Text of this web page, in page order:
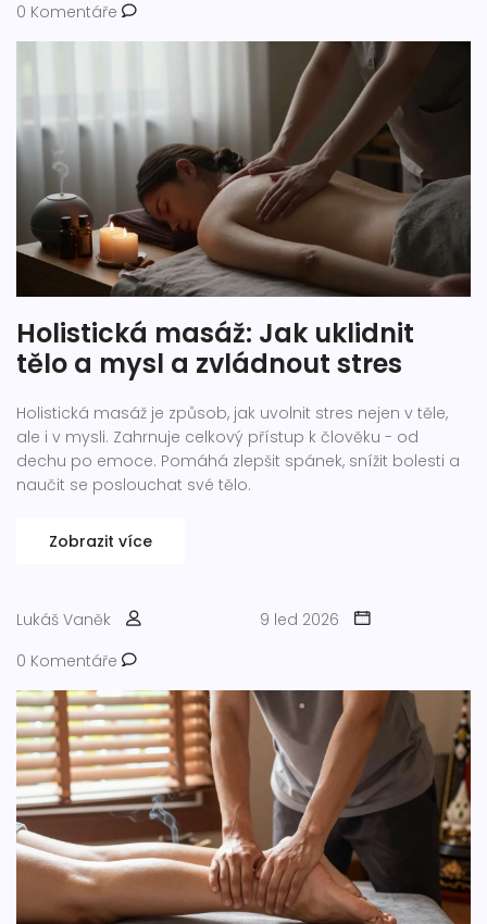
0 Komentáře
Holistická masáž: Jak uklidnit
tělo a mysl a zvládnout stres
Holistická masáž je způsob, jak uvolnit stres nejen v těle,
ale i v mysli. Zahrnuje celkový přístup k člověku - od
dechu po emoce. Pomáhá zlepšit spánek, snížit bolesti a
naučit se poslouchat své tělo.
Zobrazit více
Lukáš Vaněk
9 led 2026
0 Komentáře